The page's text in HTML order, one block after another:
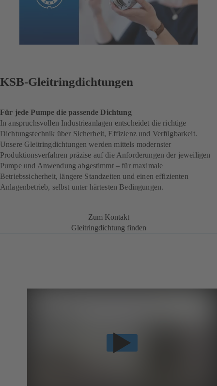
KSB-Gleitringdichtungen
Für jede Pumpe die passende Dichtung
In anspruchsvollen Industrieanlagen entscheidet die richtige
Dichtungstechnik über Sicherheit, Effizienz und Verfügbarkeit.
Unsere Gleitringdichtungen werden mittels modernster
Produktionsverfahren präzise auf die Anforderungen der jeweiligen
Pumpe und Anwendung abgestimmt – für maximale
Betriebssicherheit, längere Standzeiten und einen effizienten
Anlagenbetrieb, selbst unter härtesten Bedingungen.
Zum Kontakt
Gleitringdichtung finden